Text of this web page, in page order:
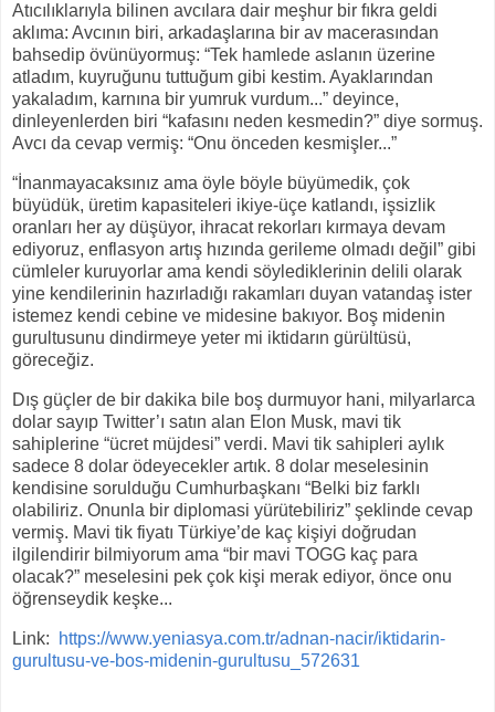
Atıcılıklarıyla bilinen avcılara dair meşhur bir fıkra geldi
aklıma: Avcının biri, arkadaşlarına bir av macerasından
bahsedip övünüyormuş: “Tek hamlede aslanın üzerine
atladım, kuyruğunu tuttuğum gibi kestim. Ayaklarından
yakaladım, karnına bir yumruk vurdum...” deyince,
dinleyenlerden biri “kafasını neden kesmedin?” diye sormuş.
Avcı da cevap vermiş: “Onu önceden kesmişler...”
“İnanmayacaksınız ama öyle böyle büyümedik, çok
büyüdük, üretim kapasiteleri ikiye-üçe katlandı, işsizlik
oranları her ay düşüyor, ihracat rekorları kırmaya devam
ediyoruz, enflasyon artış hızında gerileme olmadı değil” gibi
cümleler kuruyorlar ama kendi söylediklerinin delili olarak
yine kendilerinin hazırladığı rakamları duyan vatandaş ister
istemez kendi cebine ve midesine bakıyor. Boş midenin
gurultusunu dindirmeye yeter mi iktidarın gürültüsü,
göreceğiz.
Dış güçler de bir dakika bile boş durmuyor hani, milyarlarca
dolar sayıp Twitter’ı satın alan Elon Musk, mavi tik
sahiplerine “ücret müjdesi” verdi. Mavi tik sahipleri aylık
sadece 8 dolar ödeyecekler artık. 8 dolar meselesinin
kendisine sorulduğu Cumhurbaşkanı “Belki biz farklı
olabiliriz. Onunla bir diplomasi yürütebiliriz” şeklinde cevap
vermiş. Mavi tik fiyatı Türkiye’de kaç kişiyi doğrudan
ilgilendirir bilmiyorum ama “bir mavi TOGG kaç para
olacak?” meselesini pek çok kişi merak ediyor, önce onu
öğrenseydik keşke...
Link:
https://www.yeniasya.com.tr/adnan-nacir/iktidarin-
gurultusu-ve-bos-midenin-gurultusu_572631